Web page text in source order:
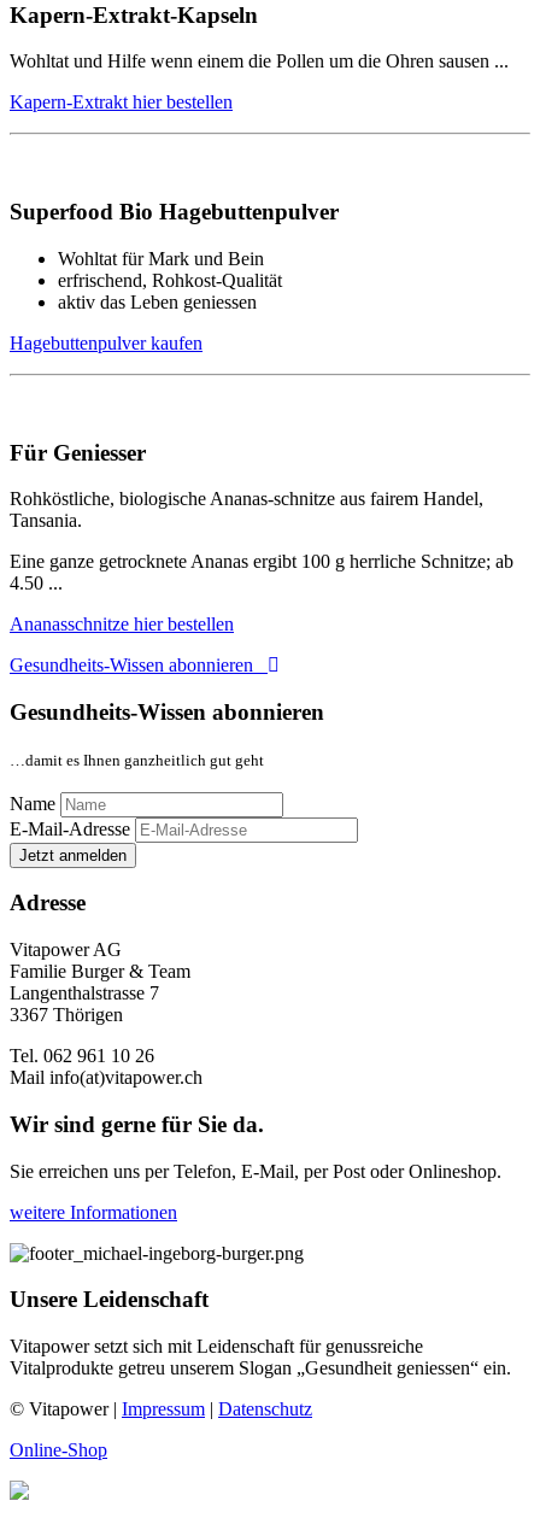
Kapern-Extrakt-Kapseln
Wohltat und Hilfe wenn einem die Pollen um die Ohren sausen ...
Kapern-Extrakt hier bestellen
Superfood Bio Hagebuttenpulver
Wohltat für Mark und Bein
erfrischend, Rohkost-Qualität
aktiv das Leben geniessen
Hagebuttenpulver kaufen
Für Geniesser
Rohköstliche, biologische Ananas-schnitze aus fairem Handel,
Tansania.
Eine ganze getrocknete Ananas ergibt 100 g herrliche Schnitze; ab
4.50 ...
Ananasschnitze hier bestellen
Gesundheits-Wissen abonnieren
Gesundheits-Wissen abonnieren
…damit es Ihnen ganzheitlich gut geht
Name
E-Mail-Adresse
Jetzt anmelden
Adresse
Vitapower AG
Familie Burger & Team
Langenthalstrasse 7
3367 Thörigen
Tel. 062 961 10 26
Mail info(at)vitapower.ch
Wir sind gerne für Sie da.
Sie erreichen uns per Telefon, E-Mail, per Post oder Onlineshop.
weitere Informationen
Unsere Leidenschaft
Vitapower setzt sich mit Leidenschaft für genussreiche
Vitalprodukte getreu unserem Slogan „Gesundheit geniessen“ ein.
© Vitapower | Impressum | Datenschutz
Online-Shop